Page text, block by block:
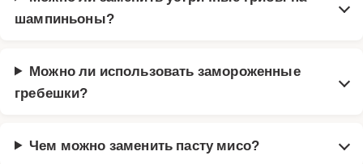
шампиньоны?
Можно ли использовать замороженные
гребешки?
Чем можно заменить пасту мисо?